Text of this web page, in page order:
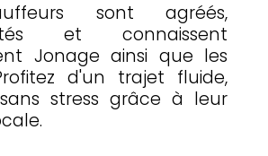
sont agréés,
et connaissent
Jonage ainsi que les
d'un trajet fluide,
stress grâce à leur